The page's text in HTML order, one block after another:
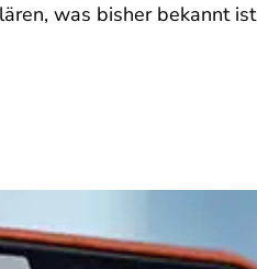
was bisher bekannt ist